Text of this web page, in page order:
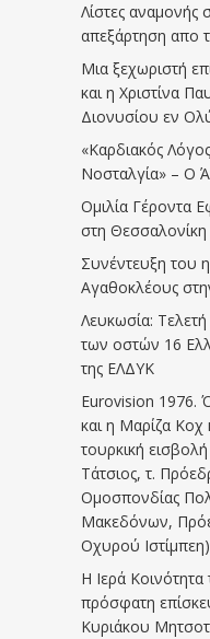
Λίστες αναμονής
απεξάρτηση απο
Μια ξεχωριστή
και η Χριστίνα
Διονυσίου εν
«Καρδιακός
Νοσταλγία» – Ο
Ομιλία Γέροντα
στη Θεσσαλονίκη
Συνέντευξη του
Αγαθοκλέους
Λευκωσία:
των οστών 16
της ΕΛΔΥΚ
Eurovision 1976.
και η Μαρίζα
τουρκική
Τάτσιος, τ.
Ομοσπονδίας
Μακεδόνων,
Οχυρού Ιστίμπεη)
Η Ιερά
πρόσφατη
Κυριάκου